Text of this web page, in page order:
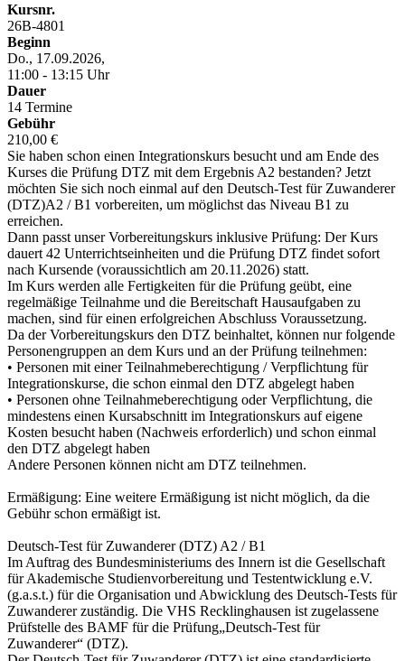
Kursnr.
26B-4801
Beginn
Do., 17.09.2026,
11:00 - 13:15 Uhr
Dauer
14 Termine
Gebühr
210,00 €
Sie haben schon einen Integrationskurs besucht und am Ende des
Kurses die Prüfung DTZ mit dem Ergebnis A2 bestanden? Jetzt
möchten Sie sich noch einmal auf den Deutsch-Test für Zuwanderer
(DTZ)A2 / B1 vorbereiten, um möglichst das Niveau B1 zu
erreichen.
Dann passt unser Vorbereitungskurs inklusive Prüfung: Der Kurs
dauert 42 Unterrichtseinheiten und die Prüfung DTZ findet sofort
nach Kursende (voraussichtlich am 20.11.2026) statt.
Im Kurs werden alle Fertigkeiten für die Prüfung geübt, eine
regelmäßige Teilnahme und die Bereitschaft Hausaufgaben zu
machen, sind für einen erfolgreichen Abschluss Voraussetzung.
Da der Vorbereitungskurs den DTZ beinhaltet, können nur folgende
Personengruppen an dem Kurs und an der Prüfung teilnehmen:
• Personen mit einer Teilnahmeberechtigung / Verpflichtung für
Integrationskurse, die schon einmal den DTZ abgelegt haben
• Personen ohne Teilnahmeberechtigung oder Verpflichtung, die
mindestens einen Kursabschnitt im Integrationskurs auf eigene
Kosten besucht haben (Nachweis erforderlich) und schon einmal
den DTZ abgelegt haben
Andere Personen können nicht am DTZ teilnehmen.
Ermäßigung: Eine weitere Ermäßigung ist nicht möglich, da die
Gebühr schon ermäßigt ist.
Deutsch-Test für Zuwanderer (DTZ) A2 / B1
Im Auftrag des Bundesministeriums des Innern ist die Gesellschaft
für Akademische Studienvorbereitung und Testentwicklung e.V.
(g.a.s.t.) für die Organisation und Abwicklung des Deutsch-Tests für
Zuwanderer zuständig. Die VHS Recklinghausen ist zugelassene
Prüfstelle des BAMF für die Prüfung„Deutsch-Test für
Zuwanderer“ (DTZ).